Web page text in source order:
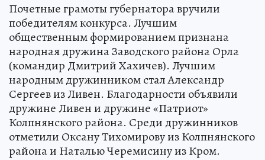
Почетные грамоты губернатора вручили
победителям конкурса. Лучшим
общественным формированием признана
народная дружина Заводского района Орла
(командир Дмитрий Хахичев). Лучшим
народным дружинником стал Александр
Сергеев из Ливен. Благодарности объявили
дружине Ливен и дружине «Патриот»
Колпнянского района. Среди дружинников
отметили Оксану Тихомирову из Колпнянского
района и Наталью Черемисину из Кром.